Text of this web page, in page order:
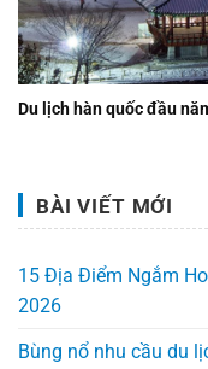
Du lịch hàn quốc đầu
BÀI VIẾT MỚI
15 Địa Điểm Ngắm
2026
Bùng nổ nhu cầu du